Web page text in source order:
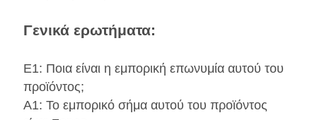
Γενικά ερωτήματα:
Ε1: Ποια είναι η εμπορική επωνυμία αυτού του
προϊόντος;
Α1: Το εμπορικό σήμα αυτού του προϊόντος